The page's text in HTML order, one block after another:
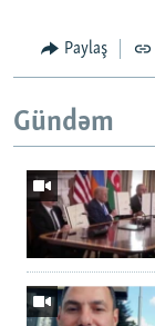
Paylaş
Gündəm